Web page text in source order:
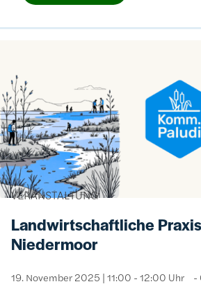
VERANSTALTUNG
Landwirtschaftliche
Niedermoor
19. November 2025 | 11:00 - 12:00 Uhr